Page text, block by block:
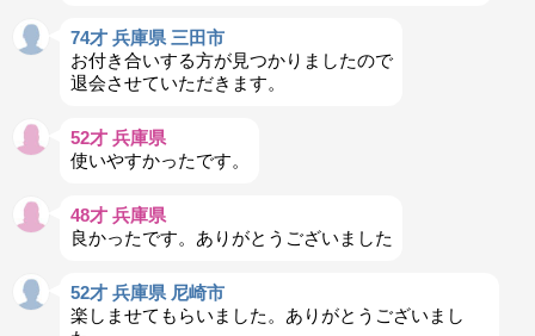
74才 兵庫県 三田市
お付き合いする方が見つかりましたので
退会させていただきます。
52才 兵庫県
使いやすかったです。
48才 兵庫県
良かったです。ありがとうございました
52才 兵庫県 尼崎市
楽しませてもらいました。ありがとうございまし